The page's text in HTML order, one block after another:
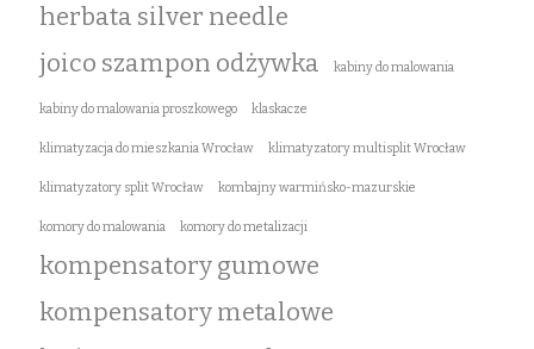
herbata silver needle
joico szampon odżywka
kabiny do malowania
kabiny do malowania proszkowego klaskacze
klimatyzacja do mieszkania Wrocław klimatyzatory multisplit Wrocław
klimatyzatory split Wrocław kombajny warmińsko-mazurskie
komory do malowania komory do metalizacji
kompensatory gumowe
kompensatory metalowe